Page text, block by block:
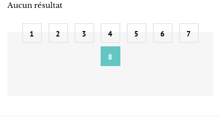
Aucun résultat
1 2 3 4 5 6 7
8